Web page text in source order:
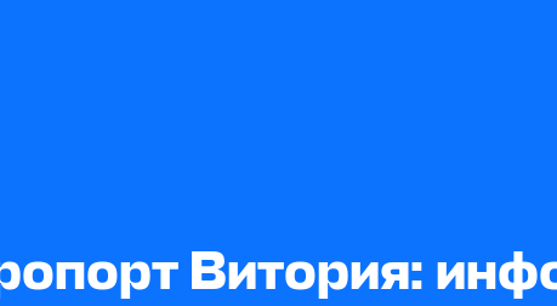
Витория: